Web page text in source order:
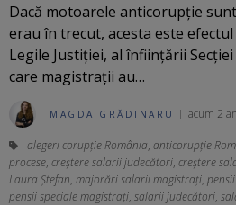
Dacă motoarele anticorupție
erau în trecut, acesta este
Legile Justiției, al înființării
care magistrații au…
MAGDA GRĂDINARU acum 2
alegeri corupție România, anticorupție
procese, creştere salarii judecători, creștere
Laura Ștefan, majorări salarii magistrați,
pensii speciale magistrați, salarii judecători,